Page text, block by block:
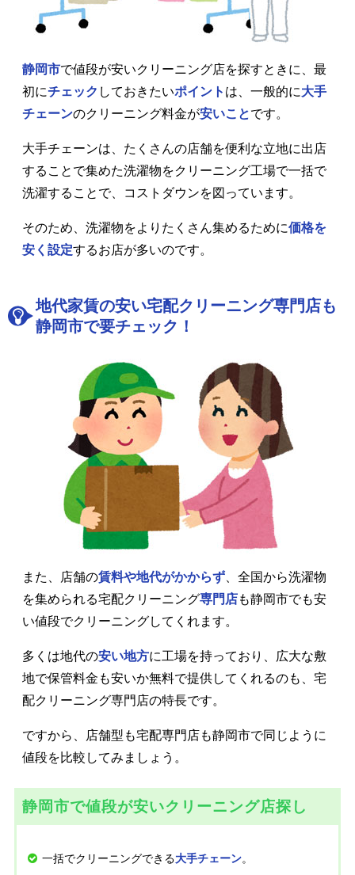
静岡市で値段が安いクリーニング店を探すときに、最
初にチェック しておきたいポイント は、一般的に大手
チェーンのクリーニング料金が安いことです。
大手チェーンは、たくさんの店舗を便利な立地に出店
することで集めた洗濯物をクリーニング工場で一括で
洗濯することで、コストダウンを図っています。
そのため、洗濯物をよりたくさん集めるために価格を
安く設定するお店が多いのです。
地代家賃の安い宅配クリーニング専門店も
静岡市で要チェック！
また、店舗の賃料や地代がかからず 、全国から洗濯物
を集められる宅配クリーニング専門店も静岡市でも安
い値段でクリーニングしてくれます。
多くは地代の安い地方に工場を持っており、広大な敷
地で保管料金も安いか無料で提供してくれるのも、宅
配クリーニング専門店の特長です。
ですから、店舗型も宅配専門店も静岡市で同じように
値段を比較してみましょう。
静岡市で値段が安いクリーニング店探し
一括でクリーニングできる大手チェーン。